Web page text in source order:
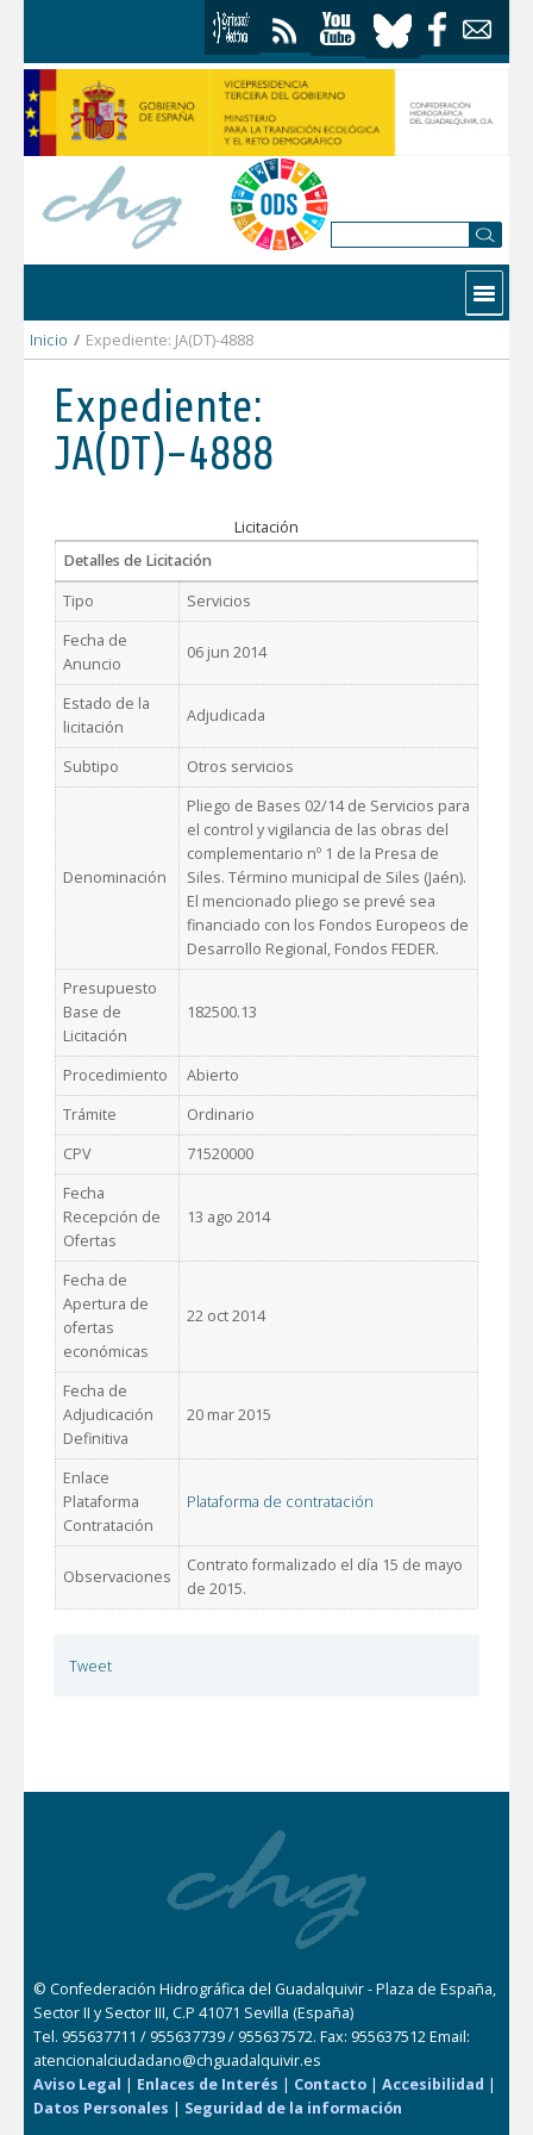
Contactar
Inicio / Expediente: JA(DT)-4888
Expediente:
JA(DT)-4888
Licitación
Detalles de Licitación
Tipo
Servicios
Fecha de
Anuncio
06 jun 2014
Estado de la
licitación
Adjudicada
Subtipo Otros servicios
Denominación
Pliego de Bases 02/14 de Servicios para
el control y vigilancia de las obras del
complementario nº 1 de la Presa de
Siles. Término municipal de Siles (Jaén).
El mencionado pliego se prevé sea
financiado con los Fondos Europeos de
Desarrollo Regional, Fondos FEDER.
Presupuesto
Base de
Licitación
182500.13
Procedimiento
Abierto
Trámite
Ordinario
CPV
71520000
Fecha
Recepción de
Ofertas
13 ago 2014
Fecha de
Apertura de
ofertas
económicas
22 oct 2014
Fecha de
Adjudicación
Definitiva
20 mar 2015
Enlace
Plataforma
Contratación
Plataforma de contratación
Observaciones
Contrato formalizado el día 15 de mayo
de 2015.
Tweet
© Confederación Hidrográfica del Guadalquivir - Plaza de España,
Sector II y Sector III, C.P 41071 Sevilla (España)
Tel. 955637711 / 955637739 / 955637572. Fax: 955637512 Email:
atencionalciudadano@chguadalquivir.es
Aviso Legal | Enlaces de Interés | Contacto |Accesibilidad |
Datos Personales | Seguridad de la información